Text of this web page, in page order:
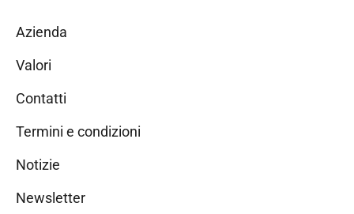
Azienda
Valori
Contatti
Termini e condizioni
Notizie
Newsletter